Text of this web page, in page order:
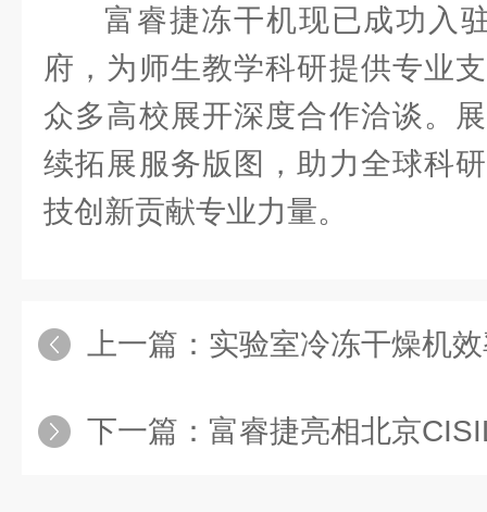
富睿捷冻干机现已成功入
府，为师生教学科研提供专业
众多高校展开深度合作洽谈。
续拓展服务版图，助力全球科
技创新贡献专业力量。
上一篇： 实验室冷冻干燥机效率提升指南
下一篇： 富睿捷亮相北京CISILE2025中国